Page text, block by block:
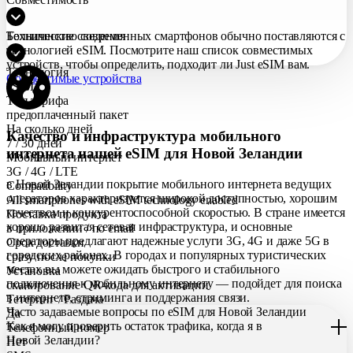
Большинство современных смартфонов обычно поставляются с
технологией eSIM. Посмотрите наш список совместимых
устройств, чтобы определить, подходит ли Just eSIM вам.
Совместимые устройства
Технические сведения
Технология
eSIM
Тип тарифа
предоплаченный пакет
На сколько дней
7 / 30 дней
Мобильный интернет
3G / 4G / LTE
Compatibility
All smartphones with eSIM technology enabled
Поставка продукта
в приложении / по еmail
Срок доставки
сразу после покупки
Установка
сканирование QR-кода для активации
Тетеринг / Раздача
Да
Телефонный номер
Нет
Качество и инфраструктура мобильного
интернета нашей eSIM для Новой Зеландии
в Новой Зеландии покрытие мобильного интернета ведущих
операторов характеризуется широкой доступностью, хорошим
качеством и конкурентоспособной скоростью. В стране имеется
хорошо развитая сетевая инфраструктура, и основные
операторы предлагают надежные услуги 3G, 4G и даже 5G в
городских районах. В городах и популярных туристических
местах вы можете ожидать быстрого и стабильного
подключения к мобильному интернету — подойдет для поиска
в интернете, стриминга и поддержания связи.
Часто задаваемые вопросы по eSIM для Новой Зеландии
Как я могу проверить остаток трафика, когда я в
Новой Зеландии?